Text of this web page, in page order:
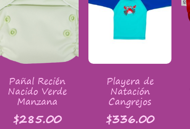
Pañal Recién
Nacido Verde
Manzana
$285.00
Playera de
Natación
Cangrejos
$336.00